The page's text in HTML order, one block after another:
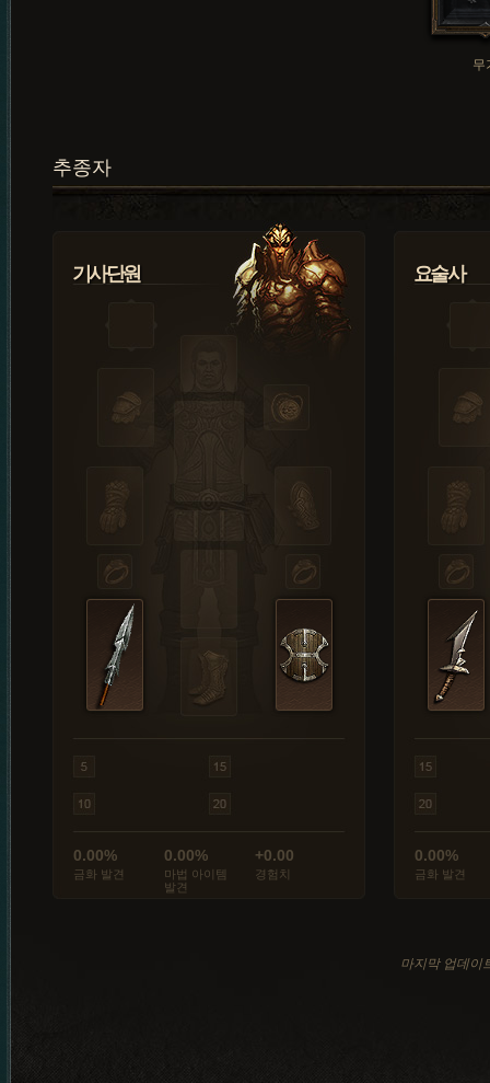
무
추종자
기사단원
0.00%
금화 발견
0.00%
마법 아이템
발견
+0.00
경험치
요술사
0.00%
금화 발견
마지막 업데이